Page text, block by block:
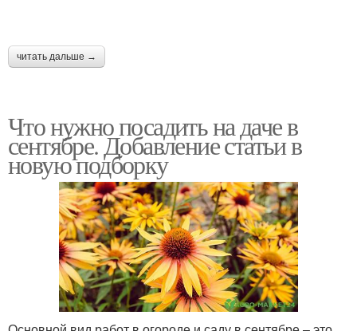
читать дальше →
Что нужно посадить на даче в
сентябре. Добавление статьи в
новую подборку